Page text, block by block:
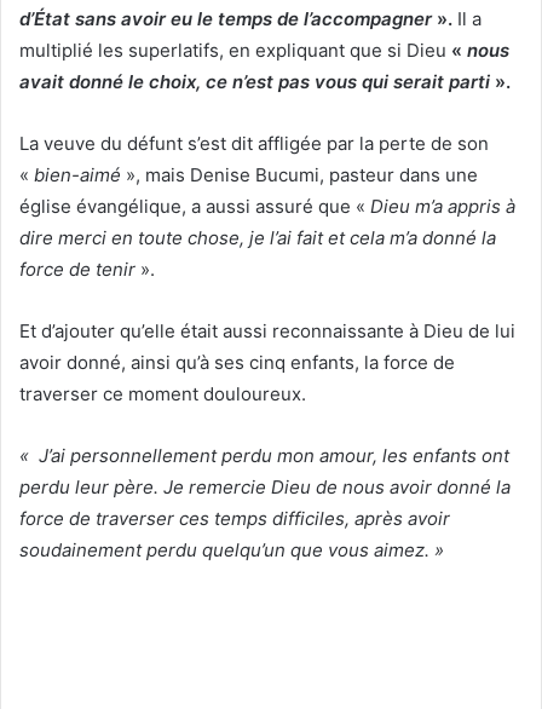
d’État sans avoir eu le temps de l’accompagner». Il a
multiplié les superlatifs, en expliquant que si Dieu « nous
avait donné le choix, ce n’est pas vous qui serait parti ».
La veuve du défunt s’est dit affligée par la perte de son
« bien-aimé », mais Denise Bucumi, pasteur dans une
église évangélique, a aussi assuré que « Dieu m’a appris à
dire merci en toute chose, je l’ai fait et cela m’a donné la
force de tenir ».
Et d’ajouter qu’elle était aussi reconnaissante à Dieu de lui
avoir donné, ainsi qu’à ses cinq enfants, la force de
traverser ce moment douloureux.
« J’ai personnellement perdu mon amour, les enfants ont
perdu leur père. Je remercie Dieu de nous avoir donné la
force de traverser ces temps difficiles, après avoir
soudainement perdu quelqu’un que vous aimez. »